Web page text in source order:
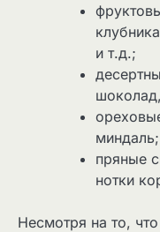
и т.д.;
миндаль;
пряные
нотки
Несмотря на то,